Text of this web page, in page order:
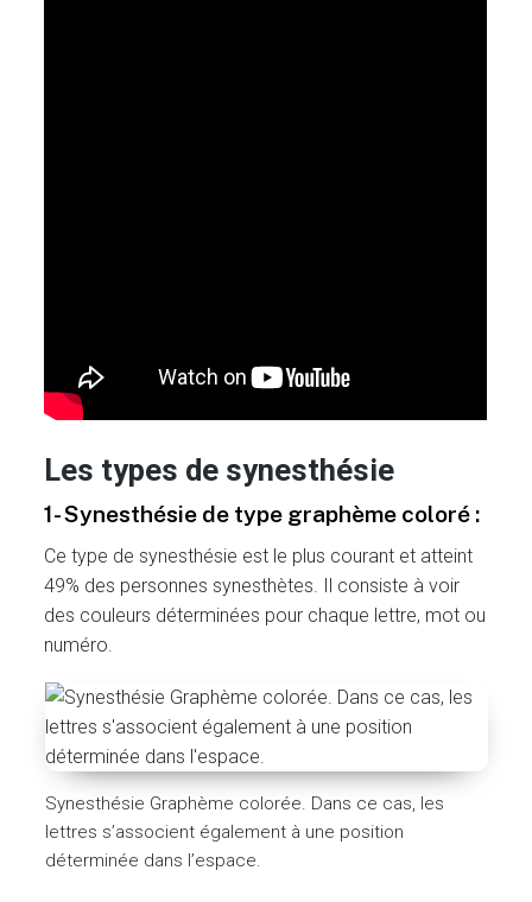
Les types de synesthésie
1- Synesthésie de type graphème coloré :
Ce type de synesthésie est le plus courant et atteint
49% des personnes synesthètes. Il consiste à voir
des couleurs déterminées pour chaque lettre, mot ou
numéro.
Synesthésie Graphème colorée. Dans ce cas, les
lettres s’associent également à une position
déterminée dans l’espace.